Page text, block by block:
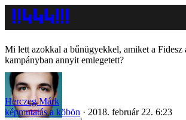
Mi lett azokkal a bűnügyekkel, amiket a Fidesz
kampányban annyit emlegetett?
Herczeg Márk
képmutatás a köbön
2018. február 22. 6:23